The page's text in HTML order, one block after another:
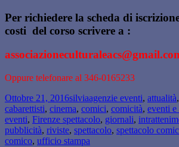
Per richiedere la scheda di
costi del corso scrivere a :
Oppure telefonare al 346-0165233
Scritto
il
Ottobre 21, 2016Autore
silviaCategorie
agenzie eventi, attualità,
cabarettisti, cinema, comici, comicità, eventi e
eventi, Firenze spettacolo, giornali,
pubblicità, riviste, spettacolo, spettacolo
comico, ufficio stampa